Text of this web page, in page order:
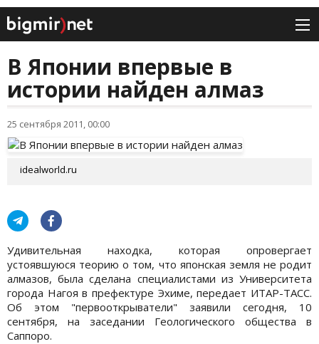
В Японии впервые в
истории найден алмаз
25 сентября 2011, 00:00
idealworld.ru
Удивительная находка, которая опровергает
устоявшуюся теорию о том, что японская земля не родит
алмазов, была сделана специалистами из Университета
города Нагоя в префектуре Эхиме, передает ИТАР-ТАСС.
Об этом "первооткрыватели" заявили сегодня, 10
сентября, на заседании Геологического общества в
Саппоро.